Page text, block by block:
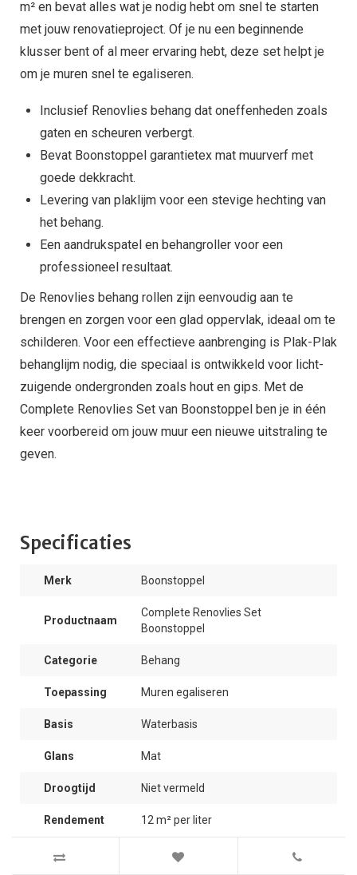
m² en bevat alles wat je nodig hebt om snel te starten
met jouw renovatieproject. Of je nu een beginnende
klusser bent of al meer ervaring hebt, deze set helpt je
om je muren snel te egaliseren.
Inclusief Renovlies behang dat oneffenheden zoals
gaten en scheuren verbergt.
Bevat Boonstoppel garantietex mat muurverf met
goede dekkracht.
Levering van plaklijm voor een stevige hechting van
het behang.
Een aandrukspatel en behangroller voor een
professioneel resultaat.
De Renovlies behang rollen zijn eenvoudig aan te
brengen en zorgen voor een glad oppervlak, ideaal om te
schilderen. Voor een effectieve aanbrenging is Plak-Plak
behanglijm nodig, die speciaal is ontwikkeld voor licht-
zuigende ondergronden zoals hout en gips. Met de
Complete Renovlies Set van Boonstoppel ben je in één
keer voorbereid om jouw muur een nieuwe uitstraling te
geven.
Specificaties
Merk Boonstoppel
Productnaam
Complete Renovlies Set
Boonstoppel
Categorie Behang
Toepassing Muren egaliseren
Basis Waterbasis
Glans Mat
Droogtijd Niet vermeld
Rendement 12 m² per liter